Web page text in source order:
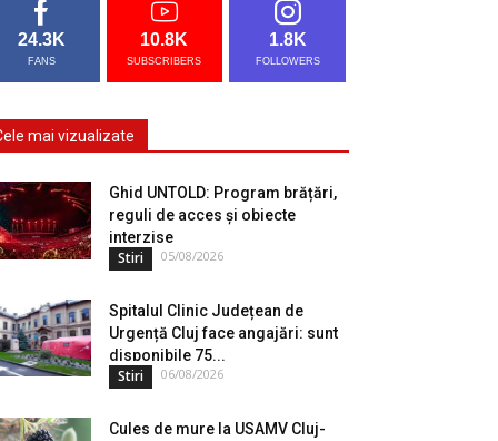
24.3K
FANS
10.8K
SUBSCRIBERS
1.8K
FOLLOWERS
mai vizualizate
Ghid UNTOLD: Program brățări,
reguli de acces și obiecte
interzise
Stiri 05/08/2026
Spitalul Clinic Județean de
Urgență Cluj face angajări: sunt
disponibile 75...
Stiri 06/08/2026
Cules de mure la USAMV Cluj-